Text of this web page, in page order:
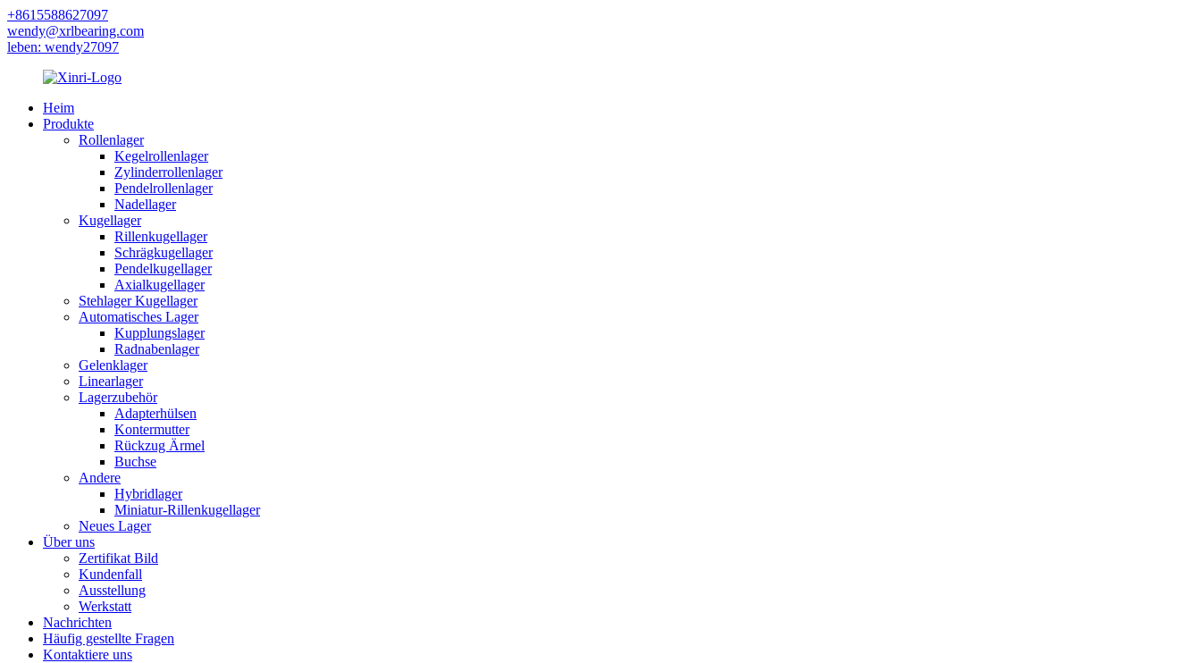
+8615588627097
wendy@xrlbearing.com
leben: wendy27097
Heim
Produkte
Rollenlager
Kegelrollenlager
Zylinderrollenlager
Pendelrollenlager
Nadellager
Kugellager
Rillenkugellager
Schrägkugellager
Pendelkugellager
Axialkugellager
Stehlager Kugellager
Automatisches Lager
Kupplungslager
Radnabenlager
Gelenklager
Linearlager
Lagerzubehör
Adapterhülsen
Kontermutter
Rückzug Ärmel
Buchse
Andere
Hybridlager
Miniatur-Rillenkugellager
Neues Lager
Über uns
Zertifikat Bild
Kundenfall
Ausstellung
Werkstatt
Nachrichten
Häufig gestellte Fragen
Kontaktiere uns